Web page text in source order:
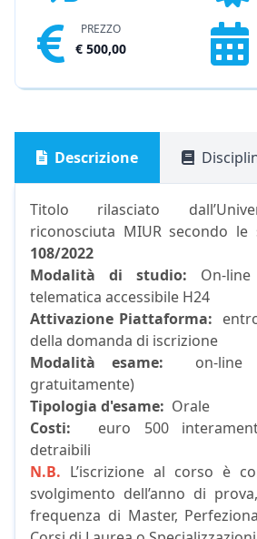
PREZZO
€ 500,00
Descrizione
Titolo rilasciato
riconosciuta MIUR secondo le
108/2022
Modalità di studio: On-
telematica accessibile H24
Attivazione Piattaforma:
della domanda di iscrizione
Modalità esame: on-line
gratuitamente)
Tipologia d'esame: Orale
Costi: euro 500
detraibili
N.B. L’iscrizione al corso è
svolgimento dell’anno di
frequenza di Master,